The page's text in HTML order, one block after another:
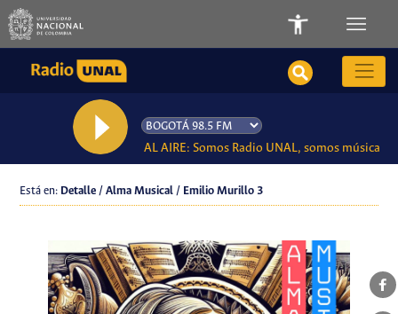
AL AIRE: Somos Radio UNAL, somos música
Está en: Detalle / Alma Musical / Emilio Murillo 3